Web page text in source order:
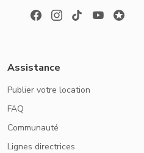
Assistance
Publier votre location
FAQ
Communauté
Lignes directrices